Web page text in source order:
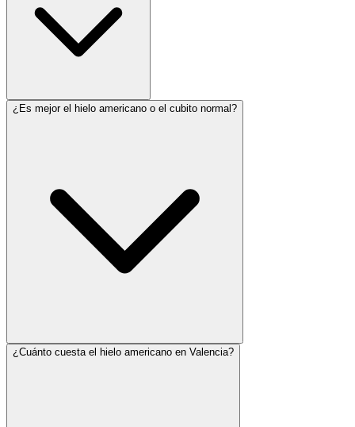
¿Es mejor el hielo americano o el cubito normal?
¿Cuánto cuesta el hielo americano en Valencia?